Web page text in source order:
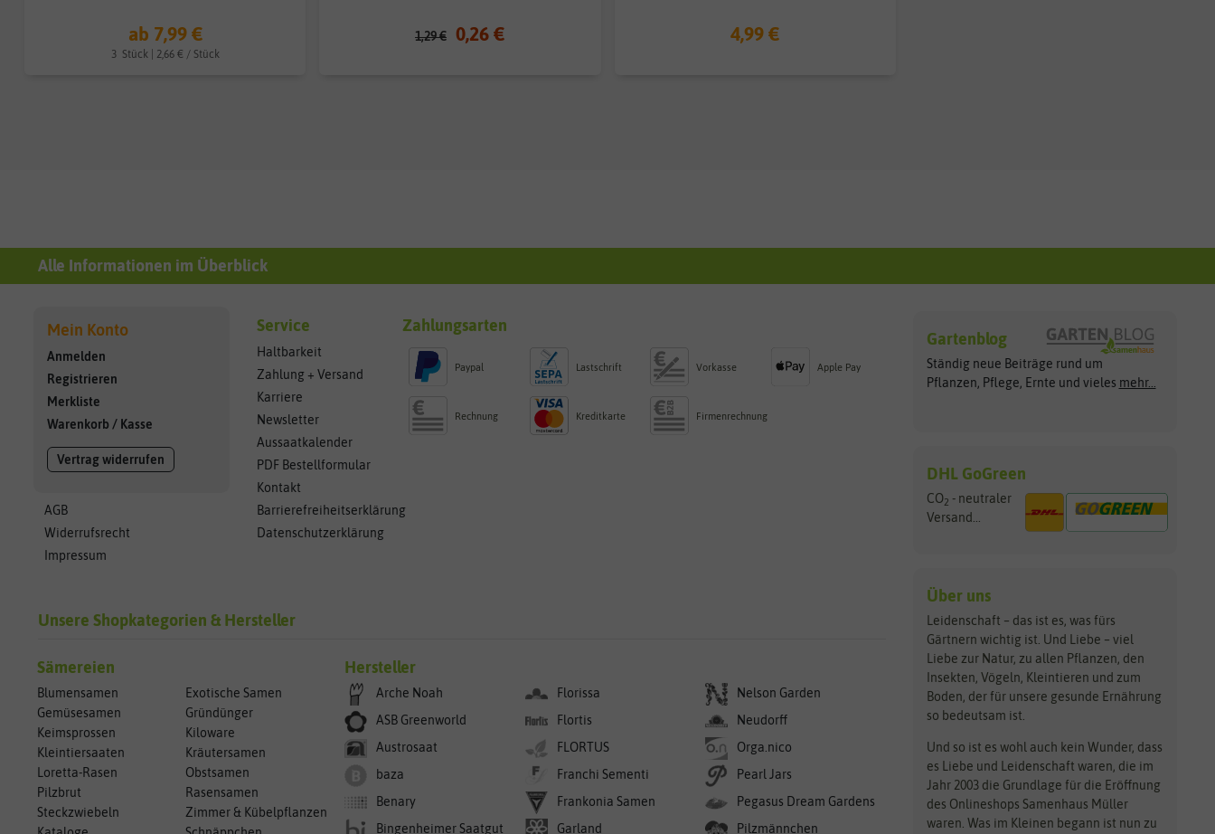
ab 7,99 €
3 Stück | 2,66 € / Stück
1,29 € 0,26 € 4,99 €
Alle Informationen im Überblick
Mein Konto
Anmelden
Registrieren
Merkliste
Warenkorb / Kasse
Vertrag widerrufen
AGB
Widerrufsrecht
Impressum
Service
Haltbarkeit
Zahlung + Versand
Karriere
Newsletter
Aussaatkalender
PDF Bestellformular
Kontakt
Barrierefreiheitserklärung
Datenschutzerklärung
Zahlungsarten
Paypal Lastschrift Vorkasse Apple Pay
Rechnung Kreditkarte Firmenrechnung
Unsere Shopkategorien & Hersteller
Sämereien
Blumensamen
Exotische Samen
Gemüsesamen
Gründünger
Keimsprossen
Kiloware
Kleintiersaaten
Kräutersamen
Loretta-Rasen
Obstsamen
Pilzbrut
Rasensamen
Steckzwiebeln
Zimmer & Kübelpflanzen
Hersteller
Arche Noah
ASB Greenworld
Austrosaat
baza
Benary
Bingenheimer Saatgut
Florissa
Flortis
FLORTUS
Franchi Sementi
Frankonia Samen
Garland
Nelson Garden
Neudorff
Orga.nico
Pearl Jars
Pegasus Dream Gardens
Pilzmännchen
Gartenblog
Ständig neue Beiträge rund um
Pflanzen, Pflege, Ernte und vieles mehr...
DHL GoGreen
CO2 - neutraler
Versand...
Über uns
Leidenschaft – das ist es, was fürs
Gärtnern wichtig ist. Und Liebe – viel
Liebe zur Natur, zu allen Pflanzen, den
Insekten, Vögeln, Kleintieren und zum
Boden, der für unsere gesunde Ernährung
so bedeutsam ist.
Und so ist es wohl auch kein Wunder, dass
es Liebe und Leidenschaft waren, die im
Jahr 2003 die Grundlage für die Eröffnung
des Onlineshops Samenhaus Müller
waren. Was im Kleinen begann ist nun zu